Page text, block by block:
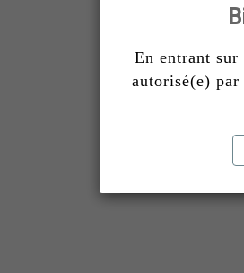
Affichage 1-3 de 3
En entrant
autorisé(e)